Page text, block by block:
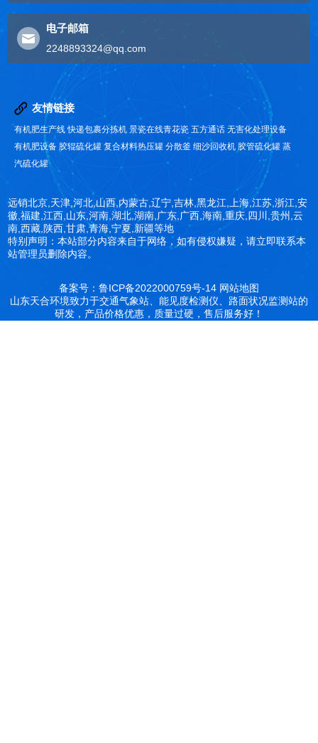
电子邮箱
2248893324@qq.com
友情链接
有机肥生产线 快递包裹分拣机 景瓷在线青花瓷 五方通话 无害化处理设备
有机肥设备 胶辊硫化罐 复合材料热压罐 分散釜 细沙回收机 胶管硫化罐 蒸
汽硫化罐
远销北京,天津,河北,山西,内蒙古,辽宁,吉林,黑龙江,上海,江苏,浙江,安
徽,福建,江西,山东,河南,湖北,湖南,广东,广西,海南,重庆,四川,贵州,云
南,西藏,陕西,甘肃,青海,宁夏,新疆等地
特别声明：本站部分内容来自于网络，如有侵权嫌疑，请立即联系本
站管理员删除内容。
备案号：鲁ICP备2022000759号-14 网站地图
山东天合环境致力于交通气象站、能见度检测仪、路面状况监测站的
研发，产品价格优惠，质量过硬，售后服务好！